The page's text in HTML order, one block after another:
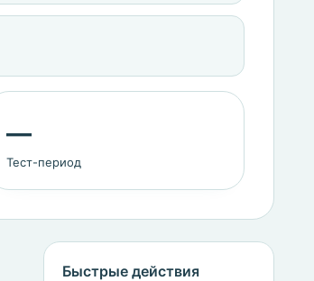
—
Тест-период
Быстрые действия